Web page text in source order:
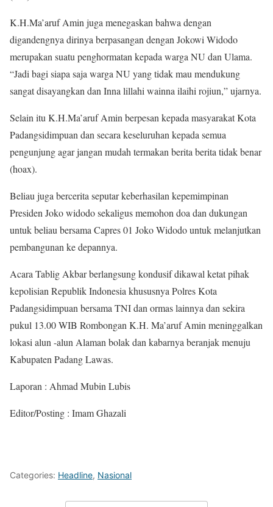
K.H.Ma’aruf Amin juga menegaskan bahwa dengan
digandengnya dirinya berpasangan dengan Jokowi Widodo
merupakan suatu penghormatan kepada warga NU dan Ulama.
“Jadi bagi siapa saja warga NU yang tidak mau mendukung
sangat disayangkan dan Inna lillahi wainna ilaihi rojiun,” ujarnya.
Selain itu K.H.Ma’aruf Amin berpesan kepada masyarakat Kota
Padangsidimpuan dan secara keseluruhan kepada semua
pengunjung agar jangan mudah termakan berita berita tidak benar
(hoax).
Beliau juga bercerita seputar keberhasilan kepemimpinan
Presiden Joko widodo sekaligus memohon doa dan dukungan
untuk beliau bersama Capres 01 Joko Widodo untuk melanjutkan
pembangunan ke depannya.
Acara Tablig Akbar berlangsung kondusif dikawal ketat pihak
kepolisian Republik Indonesia khususnya Polres Kota
Padangsidimpuan bersama TNI dan ormas lainnya dan sekira
pukul 13.00 WIB Rombongan K.H. Ma’aruf Amin meninggalkan
lokasi alun -alun Alaman bolak dan kabarnya beranjak menuju
Kabupaten Padang Lawas.
Laporan : Ahmad Mubin Lubis
Editor/Posting : Imam Ghazali
Categories: Headline, Nasional